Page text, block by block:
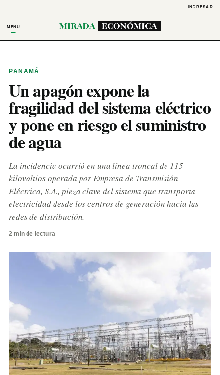
INGRESAR
MENÚ
PANAMÁ
Un apagón expone la
fragilidad del sistema eléctrico
y pone en riesgo el suministro
de agua
La incidencia ocurrió en una línea troncal de 115
kilovoltios operada por Empresa de Transmisión
Eléctrica, S.A., pieza clave del sistema que transporta
electricidad desde los centros de generación hacia las
redes de distribución.
2 min de lectura